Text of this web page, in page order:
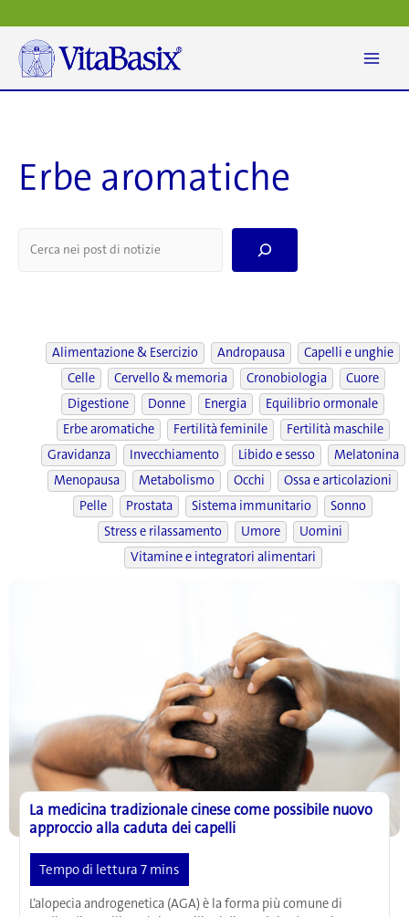
al
contenuto
Erbe aromatiche
Alimentazione & Esercizio
Andropausa
Capelli e unghie
Celle
Cervello & memoria Cronobiologia
Cuore
Digestione
Donne Energia
Equilibrio ormonale
Erbe aromatiche
Fertilità feminile
Fertilità maschile
Gravidanza
Invecchiamento Libido e sesso
Melatonina
Menopausa
Metabolismo Occhi
Ossa e articolazioni
Pelle
Prostata Sistema immunitario
Sonno
Stress e rilassamento
Umore
Uomini
Vitamine e integratori alimentari
La medicina tradizionale cinese come possibile nuovo
approccio alla caduta dei capelli
L’alopecia androgenetica (AGA) è la forma più comune di